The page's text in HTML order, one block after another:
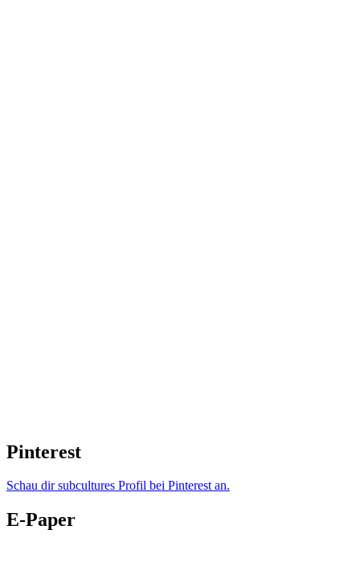
Pinterest
Schau dir subcultures Profil bei Pinterest an.
E-Paper